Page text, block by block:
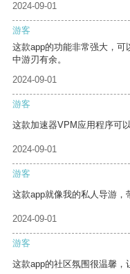
2024-09-01
游客
这款app的功能非常强大，
中游刃有余。
2024-09-01
游客
这款加速器VPM应用程序可
2024-09-01
游客
这款app就像我的私人导游，
2024-09-01
游客
这款app的社区氛围很温馨，